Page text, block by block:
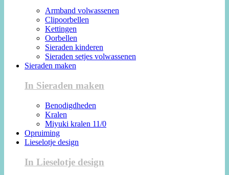
Armband volwassenen
Clipoorbellen
Kettingen
Oorbellen
Sieraden kinderen
Sieraden setjes volwassenen
Sieraden maken
In Sieraden maken
Benodigdheden
Kralen
Miyuki kralen 11/0
Opruiming
Lieselotje design
In Lieselotje design